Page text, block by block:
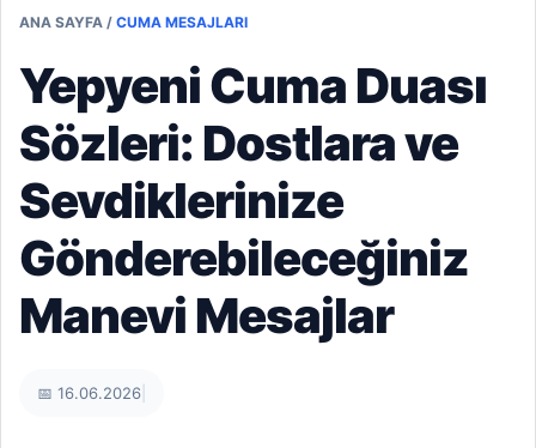
ANA SAYFA / CUMA MESAJLARI
Yepyeni Cuma Duası
Sözleri: Dostlara ve
Sevdiklerinize
Gönderebileceğiniz
Manevi Mesajlar
📅 16.06.2026